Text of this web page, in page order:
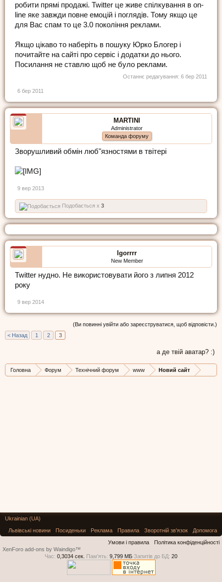
робити прямі продажі. Twitter це живе спілкування в on-
line яке завжди повне емоцій і поглядів. Тому якщо це
для Вас спам то це 3.0 покоління реклами.
Якщо цікаво то наберіть в пошуку Юрко Блогер і
почитайте на сайті про сервіс і додатки до нього.
Посилання не ставлю щоб не було реклами.
Останнє редагування: 6 бер 2011
6 бер 2011
MARTINI
Administrator
Команда форуму
Зворушливий обмін люб"язностями в твітері
9 вер 2013
Подобається x 3
Igorrrr
New Member
Twitter нудно. Не використовувати його з липня 2012
року
9 вер 2014
(Ви повинні увійти або зареєструватися, щоб відповісти.)
< Назад
1 2 3
а де твій аватар? :)
Головна Форум Технічний форум www Новий сайт
Ukrainian (UA)
Львівські новини
Посиденьки Реклама Правила Зворотній зв'язок
Допомога
Умови і правила
Політика конфіденційності
XenForo add-ons by Waindigo™
Час: 0,3034 сек. Пам'ять: 9,799 МБ Запитів до БД: 20